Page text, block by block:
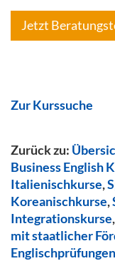
Jetzt
Zur Kurssuche
Zurück zu:
Business English
Italienischkurse,
Koreanischkurse,
Integrationskurse,
mit staatlicher
Englischprüfungen